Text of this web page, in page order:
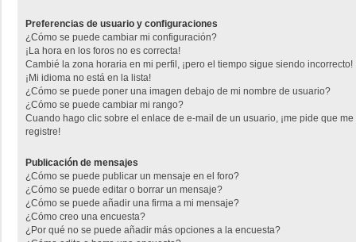
Preferencias de usuario y configuraciones
¿Cómo se puede cambiar mi configuración?
¡La hora en los foros no es correcta!
Cambié la zona horaria en mi perfil, ¡pero el tiempo sigue siendo incorrecto!
¡Mi idioma no está en la lista!
¿Cómo se puede poner una imagen debajo de mi nombre de usuario?
¿Cómo se puede cambiar mi rango?
Cuando hago clic sobre el enlace de e-mail de un usuario, ¡me pide que me
registre!
Publicación de mensajes
¿Cómo se puede publicar un mensaje en el foro?
¿Cómo se puede editar o borrar un mensaje?
¿Cómo se puede añadir una firma a mi mensaje?
¿Cómo creo una encuesta?
¿Por qué no se puede añadir más opciones a la encuesta?